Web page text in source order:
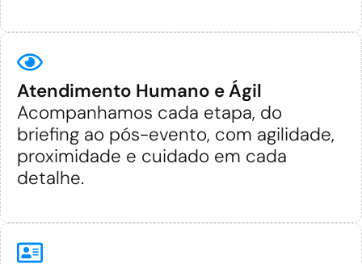
Atendimento Humano e Ágil
Acompanhamos cada etapa, do
briefing ao pós-evento, com agilidade,
proximidade e cuidado em cada
detalhe.